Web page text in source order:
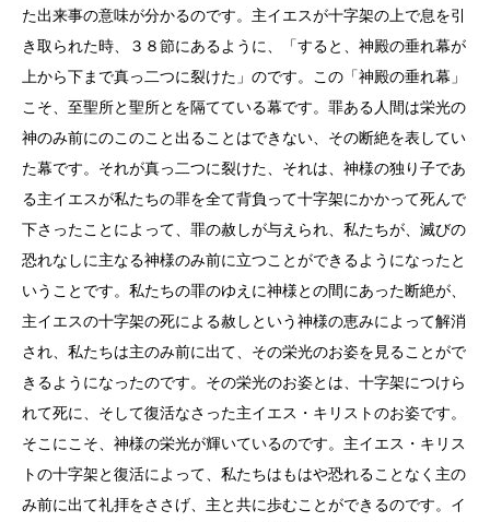
た出来事の意味が分かるのです。主イエスが十字架の上で息を引
き取られた時、３８節にあるように、「すると、神殿の垂れ幕が
上から下まで真っ二つに裂けた」のです。この「神殿の垂れ幕」
こそ、至聖所と聖所とを隔てている幕です。罪ある人間は栄光の
神のみ前にのこのこと出ることはできない、その断絶を表してい
た幕です。それが真っ二つに裂けた、それは、神様の独り子であ
る主イエスが私たちの罪を全て背負って十字架にかかって死んで
下さったことによって、罪の赦しが与えられ、私たちが、滅びの
恐れなしに主なる神様のみ前に立つことができるようになったと
いうことです。私たちの罪のゆえに神様との間にあった断絶が、
主イエスの十字架の死による赦しという神様の恵みによって解消
され、私たちは主のみ前に出て、その栄光のお姿を見ることがで
きるようになったのです。その栄光のお姿とは、十字架につけら
れて死に、そして復活なさった主イエス・キリストのお姿です。
そこにこそ、神様の栄光が輝いているのです。主イエス・キリス
トの十字架と復活によって、私たちはもはや恐れることなく主の
み前に出て礼拝をささげ、主と共に歩むことができるのです。イ